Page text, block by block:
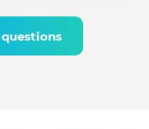
questions